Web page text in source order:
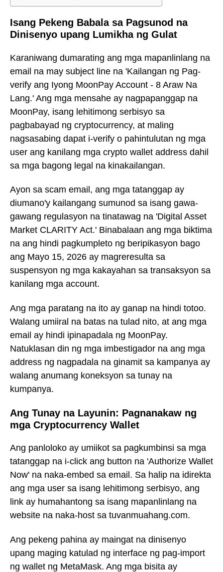
Isang Pekeng Babala sa Pagsunod na
Dinisenyo upang Lumikha ng Gulat
Karaniwang dumarating ang mga mapanlinlang na
email na may subject line na 'Kailangan ng Pag-
verify ang Iyong MoonPay Account - 8 Araw Na
Lang.' Ang mga mensahe ay nagpapanggap na
MoonPay, isang lehitimong serbisyo sa
pagbabayad ng cryptocurrency, at maling
nagsasabing dapat i-verify o pahintulutan ng mga
user ang kanilang mga crypto wallet address dahil
sa mga bagong legal na kinakailangan.
Ayon sa scam email, ang mga tatanggap ay
diumano'y kailangang sumunod sa isang gawa-
gawang regulasyon na tinatawag na 'Digital Asset
Market CLARITY Act.' Binabalaan ang mga biktima
na ang hindi pagkumpleto ng beripikasyon bago
ang Mayo 15, 2026 ay magreresulta sa
suspensyon ng mga kakayahan sa transaksyon sa
kanilang mga account.
Ang mga paratang na ito ay ganap na hindi totoo.
Walang umiiral na batas na tulad nito, at ang mga
email ay hindi ipinapadala ng MoonPay.
Natuklasan din ng mga imbestigador na ang mga
address ng nagpadala na ginamit sa kampanya ay
walang anumang koneksyon sa tunay na
kumpanya.
Ang Tunay na Layunin: Pagnanakaw ng
mga Cryptocurrency Wallet
Ang panloloko ay umiikot sa pagkumbinsi sa mga
tatanggap na i-click ang button na 'Authorize Wallet
Now' na naka-embed sa email. Sa halip na idirekta
ang mga user sa isang lehitimong serbisyo, ang
link ay humahantong sa isang mapanlinlang na
website na naka-host sa tuvanmuahang.com.
Ang pekeng pahina ay maingat na dinisenyo
upang maging katulad ng interface ng pag-import
ng wallet ng MetaMask. Ang mga bisita ay